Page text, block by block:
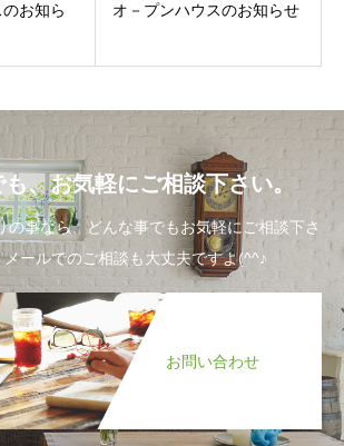
お知ら
オ－プンハウスのお知らせ
、お気軽にご相談下さい。
の事なら、どんな事でもお気軽にご相談下さ
メールでのご相談も大丈夫ですよ(^^♪
お問い合わせ